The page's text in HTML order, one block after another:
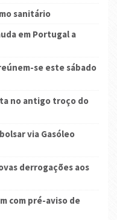
sanitário
em Portugal a
se este sábado
no antigo troço do
via Gasóleo
derrogações aos
com pré-aviso de